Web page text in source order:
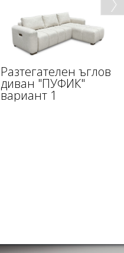
Разтегателен ъглов
диван "ПУФИК"
вариант 1